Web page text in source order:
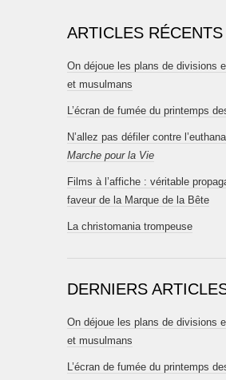
ARTICLES RÉCENTS
On déjoue les plans de divisions
et musulmans
L’écran de fumée du printemps
N’allez pas défiler contre
Marche pour la Vie
Films à l’affiche : véritable
faveur de la Marque de la Bête
La christomania trompeuse
DERNIERS
On déjoue les plans de divisions
et musulmans
L’écran de fumée du printemps